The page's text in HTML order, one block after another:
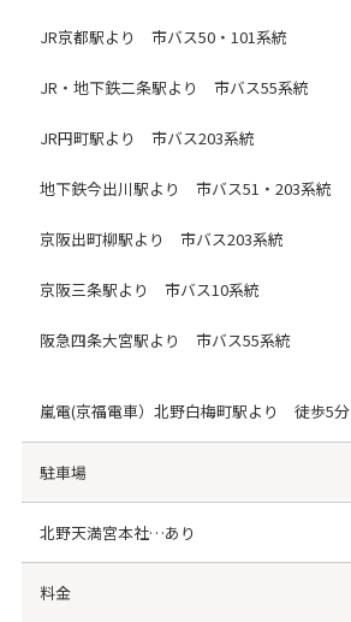
JR京都駅より 市バス50・101系統
JR・地下鉄二条駅より 市バス55系統
JR円町駅より 市バス203系統
地下鉄今出川駅より 市バス51・203系統
京阪出町柳駅より 市バス203系統
京阪三条駅より 市バス10系統
阪急四条大宮駅より 市バス55系統
嵐電(京福電車）北野白梅町駅より 徒歩5分
駐車場
北野天満宮本社…あり
料金